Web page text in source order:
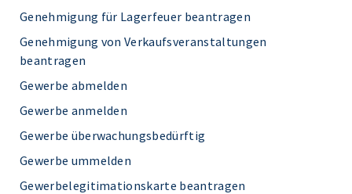
Genehmigung für Lagerfeuer beantragen
Genehmigung von Verkaufsveranstaltungen
beantragen
Gewerbe abmelden
Gewerbe anmelden
Gewerbe überwachungsbedürftig
Gewerbe ummelden
Gewerbelegitimationskarte beantragen